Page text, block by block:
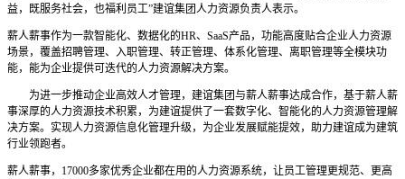
益，既服务社会，也福利员工”建谊集团人力资源负责人表示。
薪人薪事作为一款智能化、数据化的HR、SaaS产品，功能高度贴合企业人力资源
场景，覆盖招聘管理、入职管理、转正管理、体系化管理、离职管理等全模块功
能，能为企业提供可迭代的人力资源解决方案。
为进一步推动企业高效人才管理，建谊集团与薪人薪事达成合作，基于薪人薪
事深厚的人力资源技术积累，为建谊提供了一套数字化、智能化的人力资源管理解
决方案。实现人力资源信息化管理升级，为企业发展赋能提效，助力建谊成为建筑
行业领跑者。
薪人薪事，17000多家优秀企业都在用的人力资源系统，让员工管理更规范、更高